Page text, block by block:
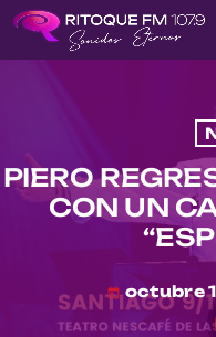
PIERO
CON UN
today octubre